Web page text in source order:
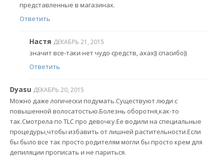
представленные в магазинах.
Ответить
Настя ДЕКАБРЬ 21, 2015
значит все-таки нет чудо средств, ахах)) спасибо))
Ответить
Dyasu ДЕКАБРЬ 20, 2015
Можно даже логически подумать.Существуют люди с
повышенной волосатостью.Болезнь оборотня,как-то
так.Смотрела по TLC про девочку.Ее водили на специальные
процедуры,чтобы избавить от лишней растительности.Если
бы было все так просто родителям могли бы просто крем для
депиляции прописать и не париться.